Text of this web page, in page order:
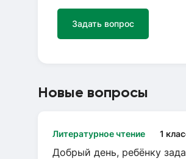
Задать вопрос
Новые вопросы
Литературное чтение 1
Добрый день, ребёнку